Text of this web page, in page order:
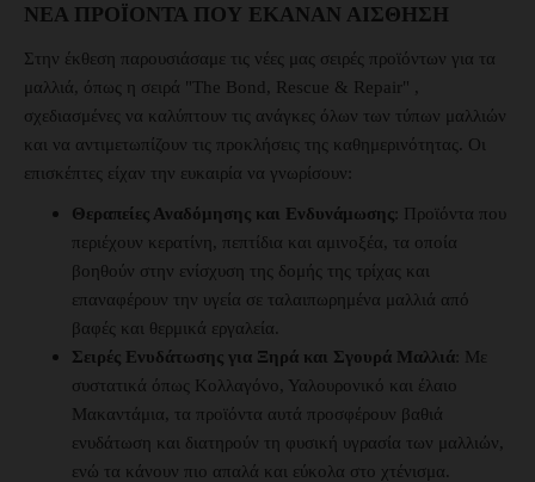
ΝΈΑ ΠΡΟΪΌΝΤΑ ΠΟΥ ΈΚΑΝΑΝ ΑΊΣΘΗΣΗ
Στην έκθεση παρουσιάσαμε τις νέες μας σειρές προϊόντων για τα
μαλλιά, όπως η σειρά "The Bond, Rescue & Repair" ,
σχεδιασμένες να καλύπτουν τις ανάγκες όλων των τύπων μαλλιών
και να αντιμετωπίζουν τις προκλήσεις της καθημερινότητας. Οι
επισκέπτες είχαν την ευκαιρία να γνωρίσουν:
Θεραπείες Αναδόμησης και Ενδυνάμωσης : Προϊόντα που
περιέχουν κερατίνη, πεπτίδια και αμινοξέα, τα οποία
βοηθούν στην ενίσχυση της δομής της τρίχας και
επαναφέρουν την υγεία σε ταλαιπωρημένα μαλλιά από
βαφές και θερμικά εργαλεία.
Σειρές Ενυδάτωσης για Ξηρά και Σγουρά Μαλλιά : Με
συστατικά όπως Κολλαγόνο, Υαλουρονικό και έλαιο
Μακαντάμια, τα προϊόντα αυτά προσφέρουν βαθιά
ενυδάτωση και διατηρούν τη φυσική υγρασία των μαλλιών,
ενώ τα κάνουν πιο απαλά και εύκολα στο χτένισμα.